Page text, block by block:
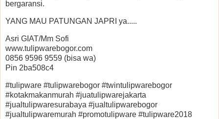
bergaransi.
YANG MAU PATUNGAN JAPRI ya.....
Asri GIAT/Mm Sofi
www.tulipwarebogor.com
0856 9596 9559 (bisa wa)
Pin 2ba508c4
#tulipware #tulipwarebogor #twintulipwarebogor
#kotakmakanmurah #juatulipwarejakarta
#jualtulipwaresurabaya #jualtulipwarebogor
#jualtulipwaremurah #promotulipware #tulipware2018